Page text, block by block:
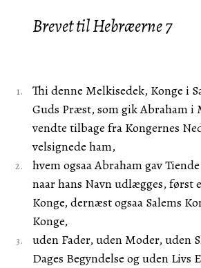
Brevet til Hebræerne 7
Thi denne Melkisedek, Konge i
Guds Præst, som gik Abraham i
vendte tilbage fra Kongernes
velsignede ham,
hvem ogsaa Abraham gav
naar hans Navn udlægges, først
Konge, dernæst ogsaa Salems
Konge,
uden Fader, uden Moder, uden
Dages Begyndelse og uden Livs